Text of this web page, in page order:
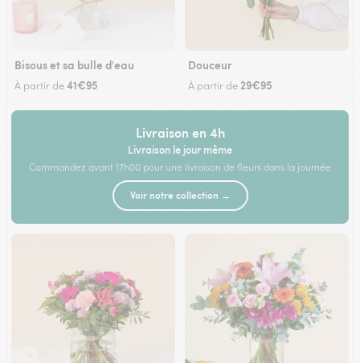
Bisous et sa bulle d'eau
À partir de41€95
Douceur
À partir de 29€95
Livraison en 4h
Livraison le jour même
Commandez avant 17h00 pour une livraison de fleurs dans la journée
Voir notre collection →